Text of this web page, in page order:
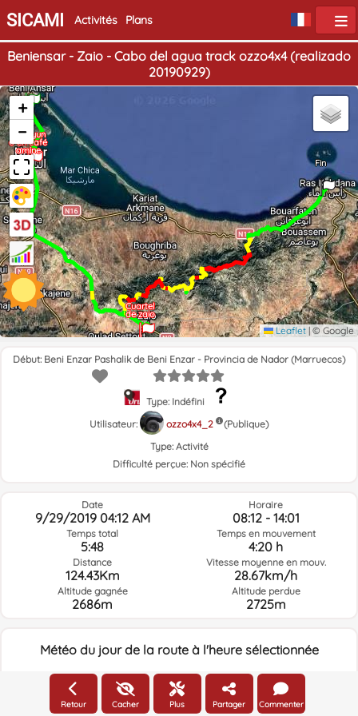
SICAMI Activités Plans
Beniensar - Zaio - Cabo del agua track ozzo4x4 (realizado
20190929)
Fin
Desayun
o en café
amine
Cuartel
de zaio
+
−
Leaflet | © Google
Début: Beni Enzar Pashalik de Beni Enzar - Provincia de Nador (Marruecos)
Type: Indéfini
Utilisateur:
ozzo4x4_2
(Publique)
Type: Activité
Difficulté perçue: Non spécifié
Date
9/29/2019 04:12 AM
Temps total
5:48
Distance
124.43Km
Altitude gagnée
2686m
Horaire
08:12 - 14:01
Temps en mouvement
4:20 h
Vitesse moyenne en mouv.
28.67km/h
Altitude perdue
2725m
Météo du jour de la route à l'heure sélectionnée
06:00
Retour Cacher Plus Partager Commenter